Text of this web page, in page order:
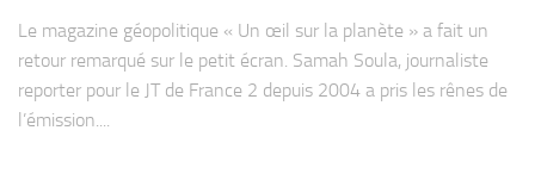
Le magazine géopolitique « Un œil sur la planète » a fait un
retour remarqué sur le petit écran. Samah Soula, journaliste
reporter pour le JT de France 2 depuis 2004 a pris les rênes de
l’émission....